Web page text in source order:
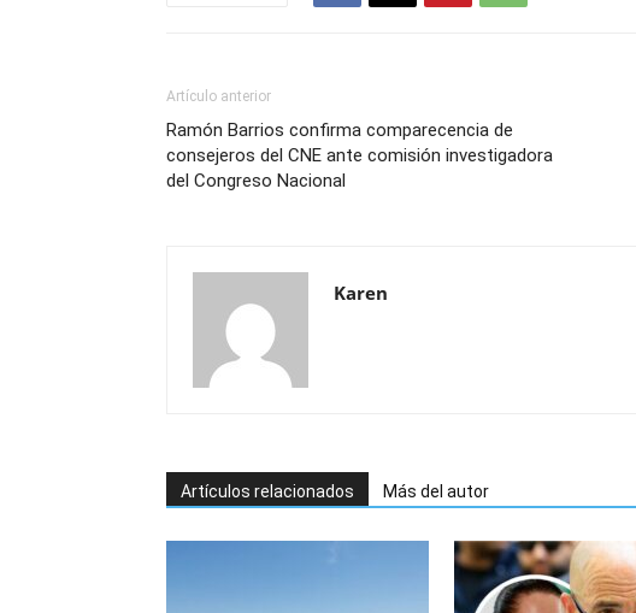
Artículo anterior
Ramón Barrios confirma comparecencia de
consejeros del CNE ante comisión investigadora
del Congreso Nacional
Karen
Artículos relacionados Más del autor